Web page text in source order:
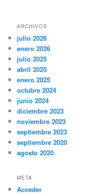
ARCHIVOS
julio 2026
enero 2026
julio 2025
abril 2025
enero 2025
octubre 2024
junio 2024
diciembre 2023
noviembre 2023
septiembre 2023
septiembre 2020
agosto 2020
META
Acceder